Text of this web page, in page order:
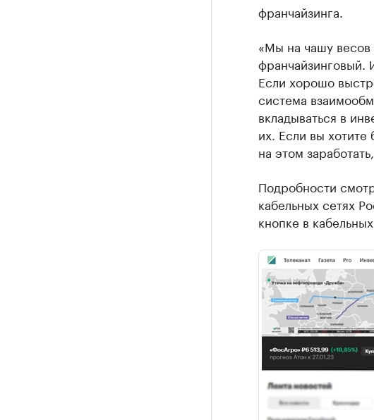
франчайзинга.
«Мы на чашу весов
франчайзинговый.
Если хорошо
система
вкладываться в
их. Если вы
на этом
Подробности
кабельных сетях
кнопке в